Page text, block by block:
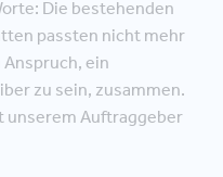
Die bestehenden
passten nicht mehr
ein
zu sein, zusammen.
unserem Auftraggeber